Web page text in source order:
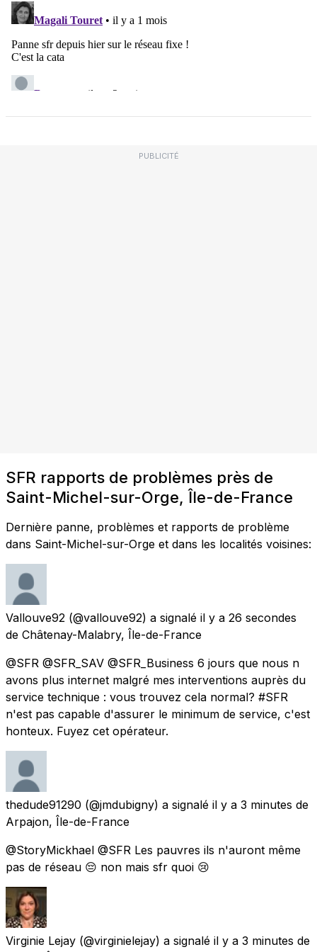
PUBLICITÉ
SFR rapports de problèmes près de
Saint-Michel-sur-Orge, Île-de-France
Dernière panne, problèmes et rapports de problème
dans Saint-Michel-sur-Orge et dans les localités voisines:
Vallouve92 (@vallouve92) a signalé il y a 26 secondes
de Châtenay-Malabry, Île-de-France
@SFR @SFR_SAV @SFR_Business 6 jours que nous n
avons plus internet malgré mes interventions auprès du
service technique : vous trouvez cela normal? #SFR
n'est pas capable d'assurer le minimum de service, c'est
honteux. Fuyez cet opérateur.
thedude91290 (@jmdubigny) a signalé il y a 3 minutes de
Arpajon, Île-de-France
@StoryMickhael @SFR Les pauvres ils n'auront même
pas de réseau 😔 non mais sfr quoi 😢
Virginie Lejay (@virginielejay) a signalé il y a 3 minutes de